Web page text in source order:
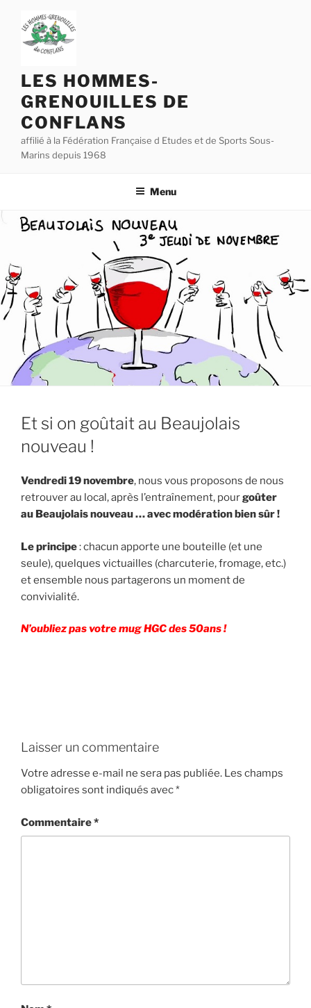
contenu
principal
LES HOMMES-
GRENOUILLES DE
CONFLANS
affilié à la Fédération Française d Etudes et de Sports Sous-
Marins depuis 1968
Menu
Et si on goûtait au Beaujolais
nouveau !
Vendredi 19 novembre, nous vous proposons de nous
retrouver au local, après l’entraînement, pourgoûter
au Beaujolais nouveau … avec modération bien sûr !
Le principe: chacun apporte une bouteille (et une
seule), quelques victuailles (charcuterie, fromage, etc.)
et ensemble nous partagerons un moment de
convivialité.
N’oubliez pas votre mug HGC des 50ans !
Laisser un commentaire
Votre adresse e-mail ne sera pas publiée. Les champs
obligatoires sont indiqués avec*
Commentaire*